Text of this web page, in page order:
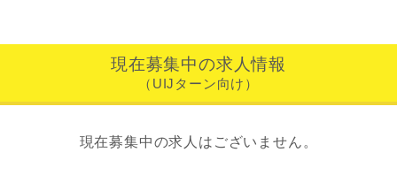
現在募集中の求人情報
（UIJターン向け）
現在募集中の求人はございません。